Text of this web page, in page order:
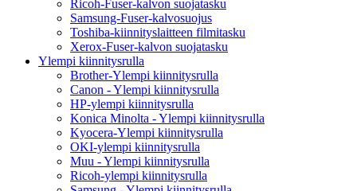
Ricoh-Fuser-kalvon suojatasku
Samsung-Fuser-kalvosuojus
Toshiba-kiinnityslaitteen filmitasku
Xerox-Fuser-kalvon suojatasku
Ylempi kiinnitysrulla
Brother-Ylempi kiinnitysrulla
Canon - Ylempi kiinnitysrulla
HP-ylempi kiinnitysrulla
Konica Minolta - Ylempi kiinnitysrulla
Kyocera-Ylempi kiinnitysrulla
OKI-ylempi kiinnitysrulla
Muu - Ylempi kiinnitysrulla
Ricoh-ylempi kiinnitysrulla